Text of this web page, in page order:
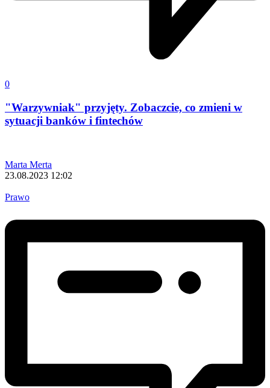
0
"Warzywniak" przyjęty. Zobaczcie, co zmieni w
sytuacji banków i fintechów
Marta Merta
23.08.2023 12:02
Prawo